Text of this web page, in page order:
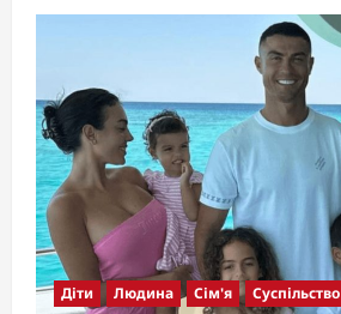
Діти Людина Сім'я Суспільство